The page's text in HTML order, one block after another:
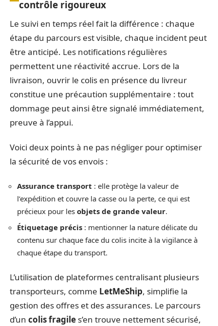
contrôle rigoureux
Le suivi en temps réel fait la différence : chaque
étape du parcours est visible, chaque incident peut
être anticipé. Les notifications régulières
permettent une réactivité accrue. Lors de la
livraison, ouvrir le colis en présence du livreur
constitue une précaution supplémentaire : tout
dommage peut ainsi être signalé immédiatement,
preuve à l’appui.
Voici deux points à ne pas négliger pour optimiser
la sécurité de vos envois :
Assurance transport : elle protège la valeur de
l’expédition et couvre la casse ou la perte, ce qui est
précieux pour les objets de grande valeur.
Étiquetage précis : mentionner la nature délicate du
contenu sur chaque face du colis incite à la vigilance à
chaque étape du transport.
L’utilisation de plateformes centralisant plusieurs
transporteurs, comme LetMeShip, simplifie la
gestion des offres et des assurances. Le parcours
d’un colis fragile s’en trouve nettement sécurisé,